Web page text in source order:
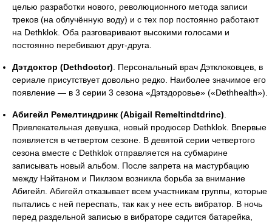
целью разработки нового, революционного метода записи
треков (на облучённую воду) и с тех пор постоянно работают
на Dethklok. Оба разговаривают высокими голосами и
постоянно перебивают друг-друга.
Дэтдоктор (Dethdoctor) . Персональный врач Дэтклоковцев, в
сериале присутствует довольно редко. Наиболее значимое его
появление — в 3 серии 3 сезона «Дэтздоровье» («Dethhealth»).
Абигейл Ремелтиндринк (Abigail Remeltindtdrinc)
Привлекательная девушка, новый продюсер Dethklok. Впервые
появляется в четвертом сезоне. В девятой серии четвертого
сезона вместе с Dethklok отправляется на субмарине
записывать новый альбом. После запрета на мастурбацию
между Нэйтаном и Пиклзом возникла борьба за внимание
Абигейл. Абигейл отказывает всем участникам группы, которые
пытались с ней переспать, так как у нее есть вибратор. В ночь
перед раздельной записью в вибраторе садится батарейка,